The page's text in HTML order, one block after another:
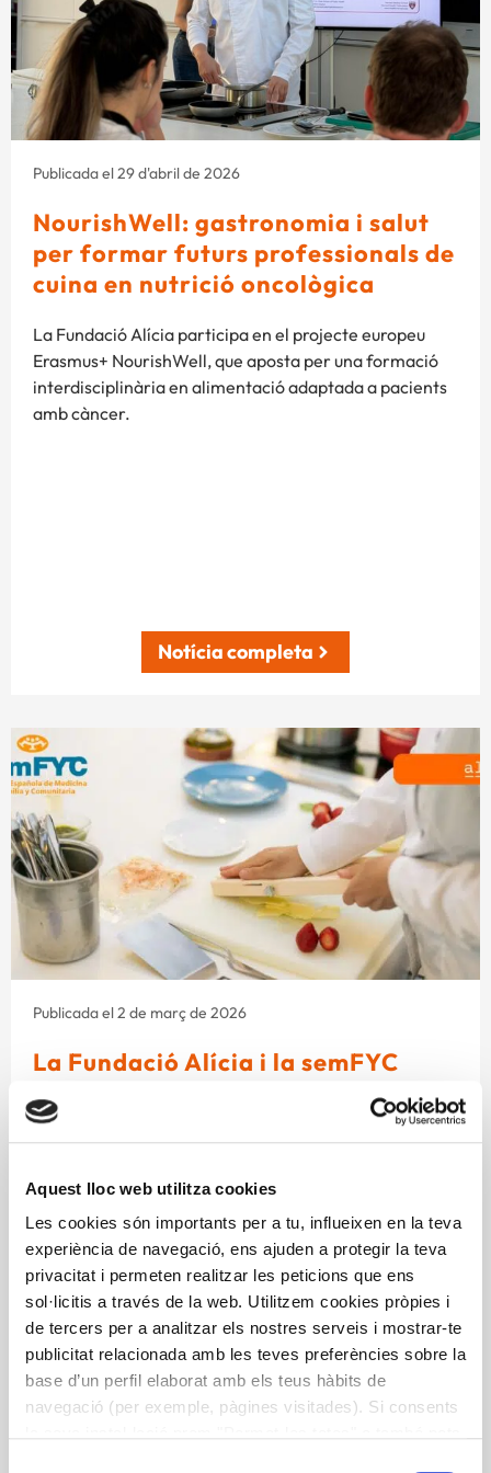
Aquest lloc web utilitza cookies
Les cookies són importants per a tu, influeixen en la teva
experiència de navegació, ens ajuden a protegir la teva
privacitat i permeten realitzar les peticions que ens
sol·licitis a través de la web. Utilitzem cookies pròpies i
de tercers per a analitzar els nostres serveis i mostrar-te
publicitat relacionada amb les teves preferències sobre la
base d’un perfil elaborat amb els teus hàbits de
navegació (per exemple, pàgines visitades). Si consents
Publicada el 29 d'abril de 2026
NourishWell: gastronomia i salut
per formar futurs professionals de
cuina en nutrició oncològica
La Fundació Alícia participa en el projecte europeu
Erasmus+ NourishWell, que aposta per una formació
interdisciplinària en alimentació adaptada a pacients
amb càncer.
Notícia completa
Publicada el 2 de març de 2026
La Fundació Alícia i la semFYC
s’alien per millorar l’alimentació
de les persones grans i fràgils a
l’Atenció Primària
Una de cada quatre persones de més de 65 anys es
troba en risc de desnutrició a Espanya. Es tracta d’un
col·lectiu especialment vulnerable a la malnutrició i als
canvis en els seus hàbits alimentaris. La col·laboració
busca reforçar la competència del conjunt
d’especialistes en Medicina de Família i Comunitària
en matèria d’alimentació per a persones fràgils o amb
comorbiditats, amb l’objectiu de millorar la salut i
l’autonomia de les persones grans.